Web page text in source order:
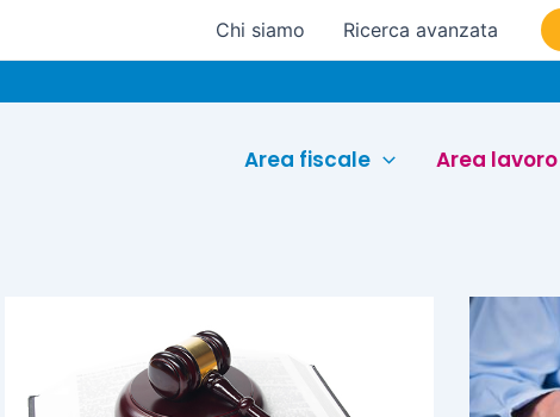
Chi siamo Ricerca avanzata
Area fiscale Area lavoro